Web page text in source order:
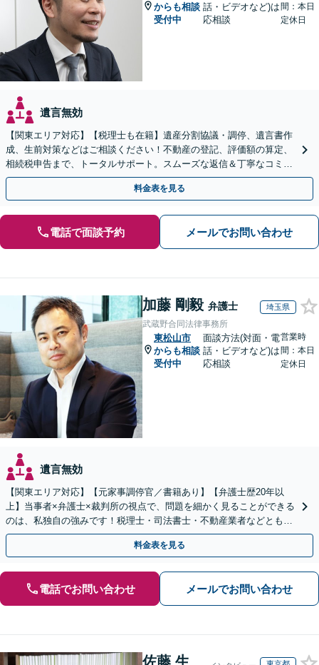
からも相談
受付中
話・ビデオなど)は
応相談
間：本日
定休日
遺言無効
【関東エリア対応】【税理士も在籍】遺産分割協議・調停、遺言書作
成、生前対策などはご相談ください！不動産の登記、評価額の算定、
相続税申告まで、トータルサポート。スムーズな返信＆丁寧なコミュ
ニケーション◎お気軽にご相談ください。
料金表を見る
電話で面談予約 メールでお問い合わせ
加藤 剛毅 弁護士 埼玉県
武蔵野合同法律事務所
東松山市
からも相談
受付中
面談方法(対面・電
話・ビデオなど)は
応相談
営業時
間：本日
定休日
遺言無効
【関東エリア対応】【元家事調停官／書籍あり】【弁護士歴20年以
上】当事者×弁護士×裁判所の視点で、問題を細かく見ることができる
のは、私独自の強みです！税理士・司法書士・不動産業者などとも連
携。地元密着で、親切＆丁寧にお悩みに寄り添います。
料金表を見る
電話でお問い合わせ メールでお問い合わせ
佐藤 生 東京都